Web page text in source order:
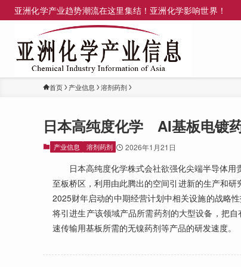
亚洲化学产业趋势潮流在这里集结！亚洲化学影响世界！
首页 产业信息 溶剂药剂
日本高纯度化学 AI基板电镀
产业信息 溶剂药剂 2026年1月21日
日本高纯度化学株式会社欲强化尖端半导体用
至板桥区，利用由此腾出的空间引进新的生产和
2025财年启动的中期经营计划中相关设施的战略
将引进生产该领域产品所需药剂的大型设备，把
速传输用基板所需的无镍药剂等产品的研发速度。